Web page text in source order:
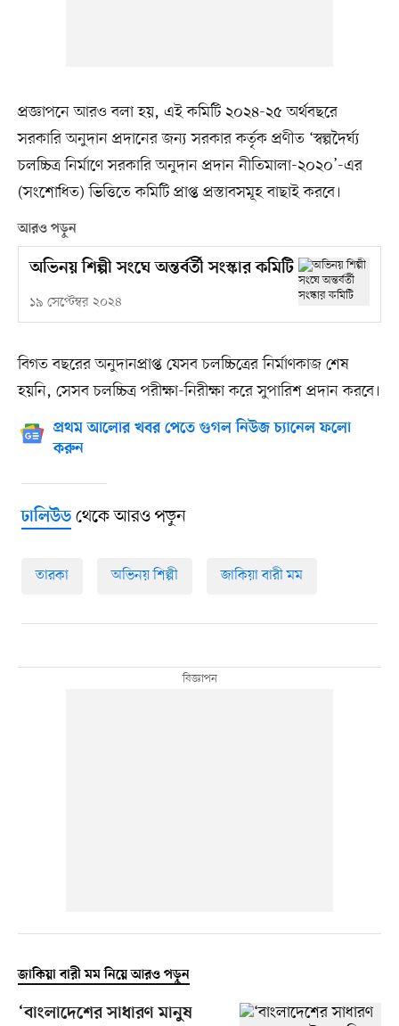
প্রজ্ঞাপনে আরও বলা হয়, এই কমিটি ২০২৪-২৫ অর্থবছরে
সরকারি অনুদান প্রদানের জন্য সরকার কর্তৃক প্রণীত ‘স্বল্পদৈর্ঘ্য
চলচ্চিত্র নির্মাণে সরকারি অনুদান প্রদান নীতিমালা-২০২০’-এর
(সংশোধিত) ভিত্তিতে কমিটি প্রাপ্ত প্রস্তাবসমূহ বাছাই করবে।
আরও পড়ুন
অভিনয় শিল্পী সংঘে অন্তর্বর্তী সংস্কার কমিটি
১৯ সেপ্টেম্বর ২০২৪
বিগত বছরের অনুদানপ্রাপ্ত যেসব চলচ্চিত্রের নির্মাণকাজ শেষ
হয়নি, সেসব চলচ্চিত্র পরীক্ষা-নিরীক্ষা করে সুপারিশ প্রদান করবে।
প্রথম আলোর খবর পেতে গুগল নিউজ চ্যানেল ফলো
করুন
ঢালিউডথেকে আরও পড়ুন
তারকা অভিনয় শিল্পী জাকিয়া বারী মম
জাকিয়া বারী মম নিয়ে আরও পড়ুন
‘বাংলাদেশের সাধারণ মানুষ